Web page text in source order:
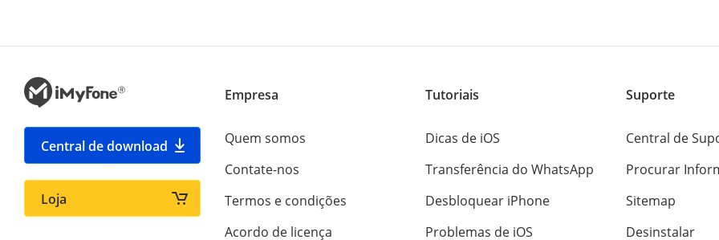
Central de download
Loja
Empresa
Quem somos
Contate-nos
Termos e condições
Acordo de licença
Tutoriais
Dicas de iOS
Transferência do WhatsApp
Desbloquear iPhone
Problemas de iOS
Suporte
Central de
Procurar
Sitemap
Desinstalar